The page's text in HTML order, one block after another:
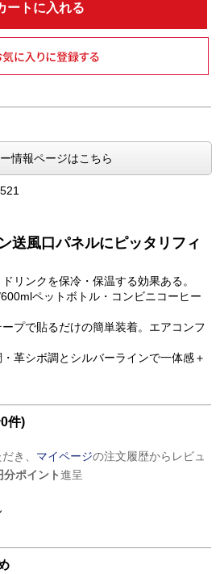
ートに入れる
情報ページはこちら
送風口パネルにピッタリフィ
リンクを保冷・保温する効果ある。
ペットボトル・コンビニコーヒー
プで貼るだけの簡単装着。エアコンフ
革シボ調とシルバーラインで一体感＋
件)
き、 マイページの注文履歴からレビュ
分ポイント進呈